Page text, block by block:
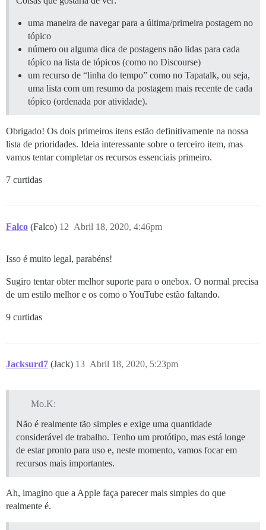
uma maneira de navegar para a última/primeira postagem no
tópico
número ou alguma dica de postagens não lidas para cada
tópico na lista de tópicos (como no Discourse)
um recurso de “linha do tempo” como no Tapatalk, ou seja,
uma lista com um resumo da postagem mais recente de cada
tópico (ordenada por atividade).
Obrigado! Os dois primeiros itens estão definitivamente na nossa
lista de prioridades. Ideia interessante sobre o terceiro item, mas
vamos tentar completar os recursos essenciais primeiro.
7 curtidas
Falco (Falco) Abril 18, 2020, 4:46pm
12
Isso é muito legal, parabéns!
Sugiro tentar obter melhor suporte para o onebox. O normal precisa
de um estilo melhor e os como o YouTube estão faltando.
9 curtidas
Jacksurd7 (Jack) Abril 18, 2020, 5:23pm
13
Mo.K:
Não é realmente tão simples e exige uma quantidade
considerável de trabalho. Tenho um protótipo, mas está longe
de estar pronto para uso e, neste momento, vamos focar em
recursos mais importantes.
Ah, imagino que a Apple faça parecer mais simples do que
realmente é.